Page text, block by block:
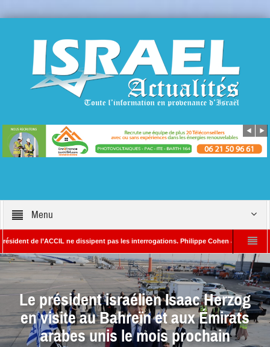
Menu
l’ACCIL ne dissipent pas les interrogations. Philippe Cohen annonce se
– Rédacteur en chef d’Israël Actualités L’Iran menace de frapper
Le président israélien Isaac Herzog
en visite au Bahreïn et aux Émirats
arabes unis le mois prochain